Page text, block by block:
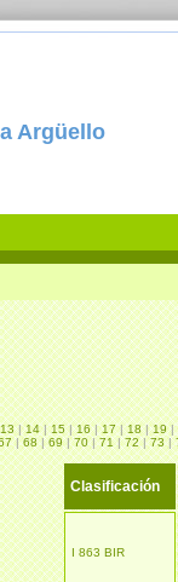
Argüello
13|14|15|16|17|18|19|
|68|69|70|71|72|73|
Clasificación
I 863 BIR